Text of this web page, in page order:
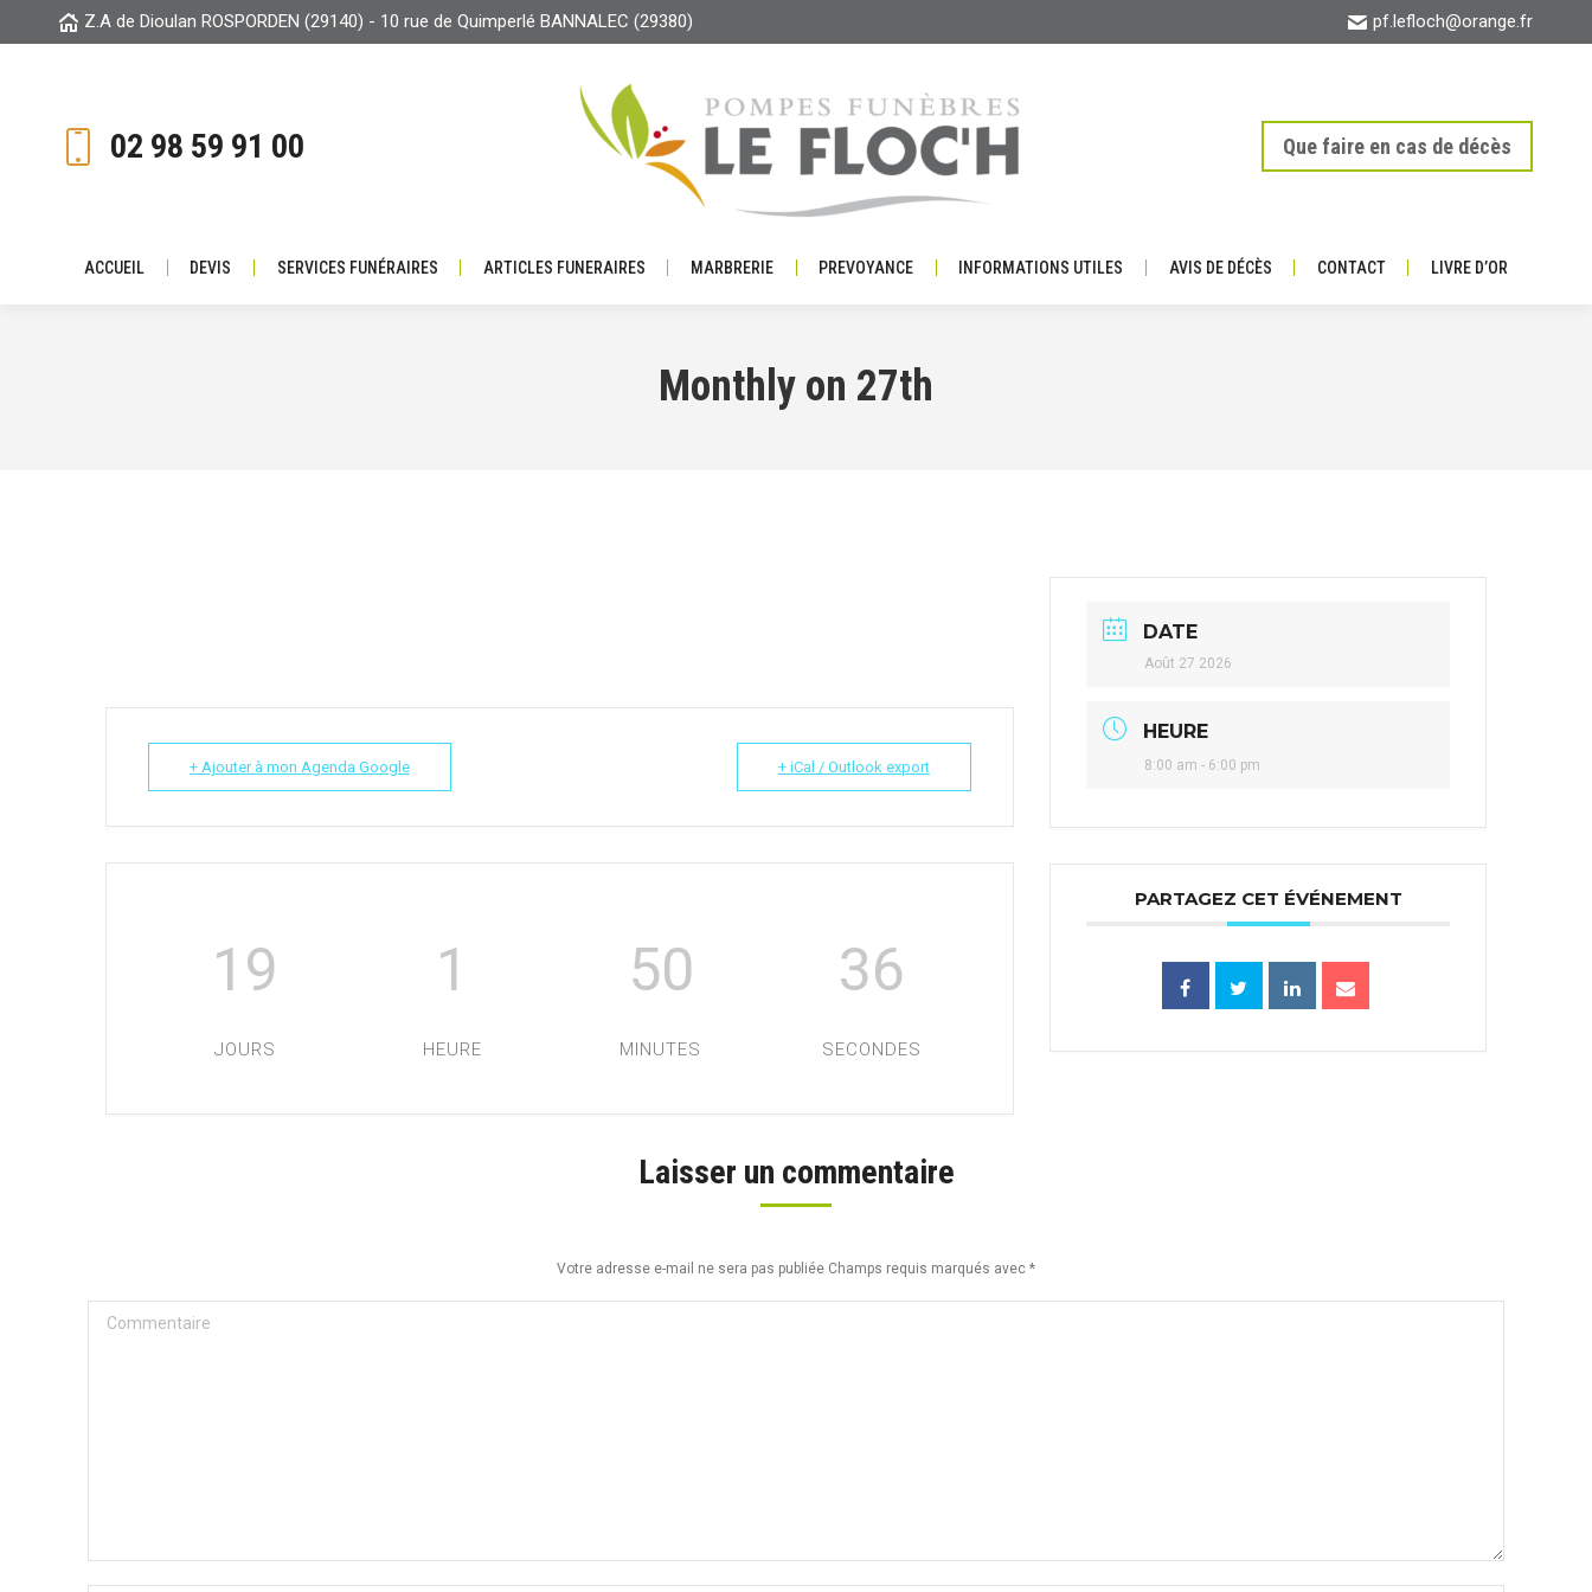
Z.A de Dioulan ROSPORDEN (29140) - 10 rue de Quimperlé BANNALEC (29380) pf.lefloch@orange.fr
02 98 59 91 00 Que faire en cas de décès
ACCUEIL DEVIS SERVICES FUNÉRAIRES ARTICLES FUNERAIRES MARBRERIE PREVOYANCE INFORMATIONS UTILES AVIS DE DÉCÈS CONTACT LIVRE D’OR
Monthly on 27th
+ Ajouter à mon Agenda Google + iCal / Outlook export
19
JOURS
1
HEURE
50
MINUTES
36
SECONDES
DATE
Août 27 2026
HEURE
8:00 am - 6:00 pm
PARTAGEZ CET ÉVÉNEMENT
Laisser un commentaire
Votre adresse e-mail ne sera pas publiée Champs requis marqués avec *
Commentaire
ACCUEIL DEVIS SERVICES FUNÉRAIRES ARTICLES FUNERAIRES MARBRERIE PREVOYANCE INFORMATIONS UTILES AVIS DE DÉCÈS CONTACT LIVRE D’OR